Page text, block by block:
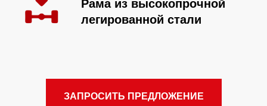
Рама из высокопрочной
легированной стали
ЗАПРОСИТЬ ПРЕДЛОЖЕНИЕ